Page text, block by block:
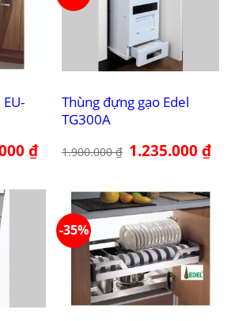
₫Giá
hiện
1.657.000 ₫.
Thùng đựng gạo Edel
TG300A
1.900.000₫ Giá
gốc
1.235.000₫Giá
-35%